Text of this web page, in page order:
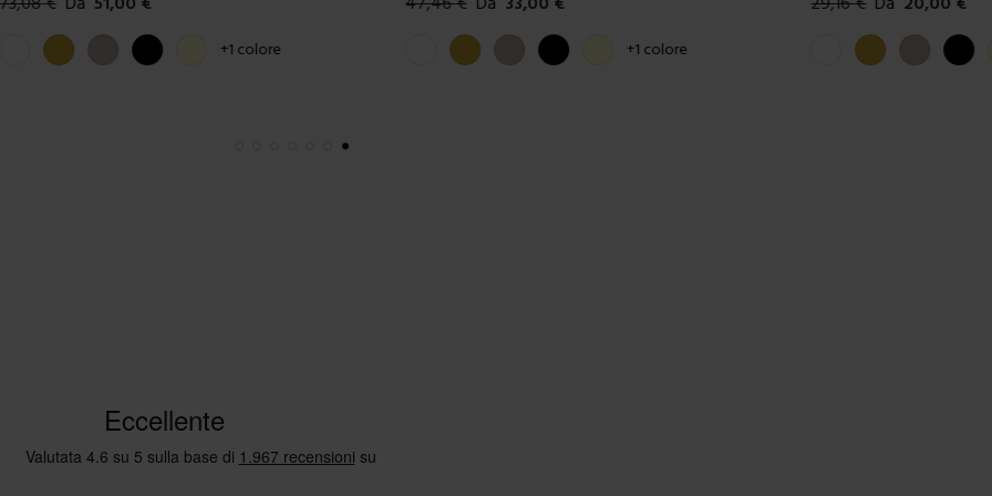
Colori disponibili
BiancoOro TortoraNero Crema+1 colore
Colori disponibili
BiancoOro TortoraNero Crema+1 colore
Colori disponibili
BiancoOro TortoraNero